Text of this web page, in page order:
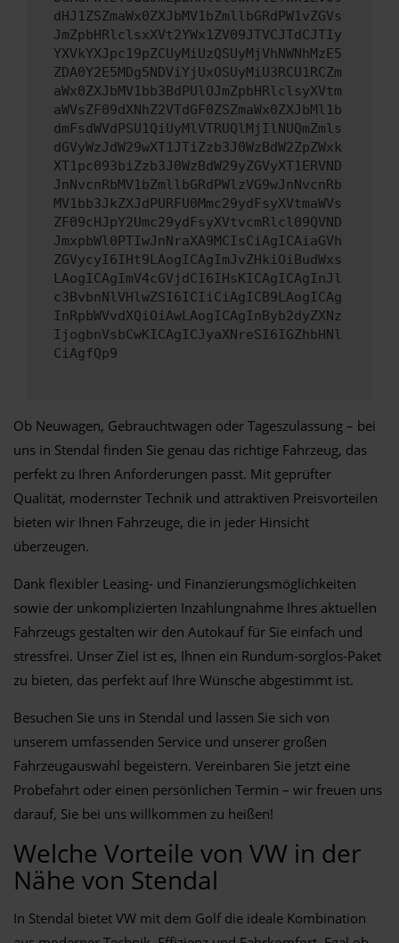
dHJ1ZSZmaWx0ZXJbMV1bZmllbGRdPW1vZGVs
JmZpbHRlclsxXVt2YWx1ZV09JTVCJTdCJTIy
YXVkYXJpc19pZCUyMiUzQSUyMjVhNWNhMzE5
ZDA0Y2E5MDg5NDViYjUxOSUyMiU3RCU1RCZm
aWx0ZXJbMV1bb3BdPUlOJmZpbHRlclsyXVtm
aWVsZF09dXNhZ2VTdGF0ZSZmaWx0ZXJbMl1b
dmFsdWVdPSU1QiUyMlVTRUQlMjIlNUQmZmls
dGVyWzJdW29wXT1JTiZzb3J0WzBdW2ZpZWxk
XT1pc093biZzb3J0WzBdW29yZGVyXT1ERVND
JnNvcnRbMV1bZmllbGRdPWlzVG9wJnNvcnRb
MV1bb3JkZXJdPURFU0Mmc29ydFsyXVtmaWVs
ZF09cHJpY2Umc29ydFsyXVtvcmRlcl09QVND
JmxpbWl0PTIwJnNraXA9MCIsCiAgICAiaGVh
ZGVycyI6IHt9LAogICAgImJvZHkiOiBudWxs
LAogICAgImV4cGVjdCI6IHsKICAgICAgInJl
c3BvbnNlVHlwZSI6ICIiCiAgICB9LAogICAg
InRpbWVvdXQiOiAwLAogICAgInByb2dyZXNz
IjogbnVsbCwKICAgICJyaXNreSI6IGZhbHNl
CiAgfQp9
Ob Neuwagen, Gebrauchtwagen oder Tageszulassung – bei
uns in Stendal finden Sie genau das richtige Fahrzeug, das
perfekt zu Ihren Anforderungen passt. Mit geprüfter
Qualität, modernster Technik und attraktiven Preisvorteilen
bieten wir Ihnen Fahrzeuge, die in jeder Hinsicht
überzeugen.
Dank flexibler Leasing- und Finanzierungsmöglichkeiten
sowie der unkomplizierten Inzahlungnahme Ihres aktuellen
Fahrzeugs gestalten wir den Autokauf für Sie einfach und
stressfrei. Unser Ziel ist es, Ihnen ein Rundum-sorglos-Paket
zu bieten, das perfekt auf Ihre Wünsche abgestimmt ist.
Besuchen Sie uns in Stendal und lassen Sie sich von
unserem umfassenden Service und unserer großen
Fahrzeugauswahl begeistern. Vereinbaren Sie jetzt eine
Probefahrt oder einen persönlichen Termin – wir freuen uns
darauf, Sie bei uns willkommen zu heißen!
Welche Vorteile von VW in der
Nähe von Stendal
In Stendal bietet VW mit dem Golf die ideale Kombination